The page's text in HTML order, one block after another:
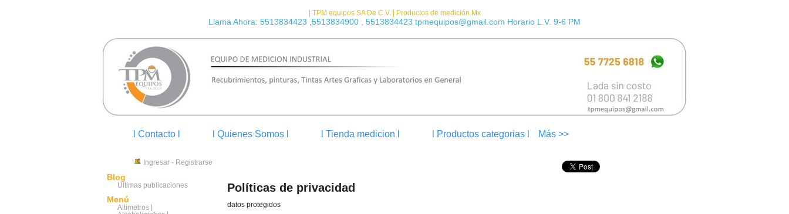
| TPM equipos SA De C.V. | Productos de medición Mx
Llama Ahora: 5513834423 ,5513834900 , 5513834423 tpmequipos@gmail.com Horario L.V. 9-6 PM
l Contacto l l Quienes Somos l l Tienda medicion l l Productos categorias l Más >>
Ingresar - Registrarse
Blog
Últimas publicaciones
Menú
Altimetros |
Políticas de privacidad
datos protegidos